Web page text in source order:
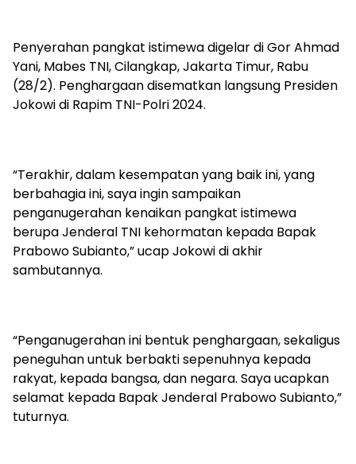
Penyerahan pangkat istimewa digelar di Gor Ahmad
Yani, Mabes TNI, Cilangkap, Jakarta Timur, Rabu
(28/2). Penghargaan disematkan langsung Presiden
Jokowi di Rapim TNI-Polri 2024.
“Terakhir, dalam kesempatan yang baik ini, yang
berbahagia ini, saya ingin sampaikan
penganugerahan kenaikan pangkat istimewa
berupa Jenderal TNI kehormatan kepada Bapak
Prabowo Subianto,” ucap Jokowi di akhir
sambutannya.
“Penganugerahan ini bentuk penghargaan, sekaligus
peneguhan untuk berbakti sepenuhnya kepada
rakyat, kepada bangsa, dan negara. Saya ucapkan
selamat kepada Bapak Jenderal Prabowo Subianto,”
tuturnya.